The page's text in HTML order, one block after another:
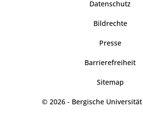
Datenschutz
Bildrechte
Presse
Barrierefreiheit
Sitemap
© 2026 - Bergische